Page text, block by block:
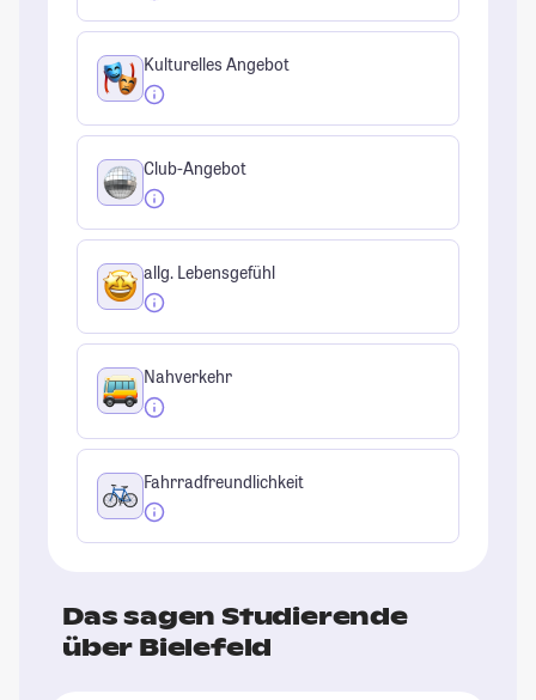
Kulturelles Angebot
Club-Angebot
allg. Lebensgefühl
Nahverkehr
Fahrradfreundlichkeit
Das sagen Studierende
über Bielefeld